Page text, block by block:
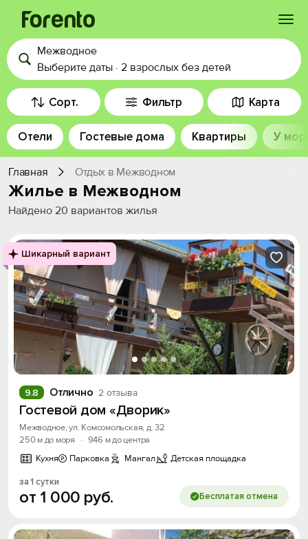
Войти
Избранное
История просмотра
Добавить свой объект
Межводное
Выберите даты · 2 взрослых без детей
Сорт. Фильтр Карта
Отели Гостевые дома Квартиры У
Главная Отдых в Межводном
Жилье в Межводном
Найдено 20 вариантов жилья
Шикарный вариант
Отлично 2 отзыва
9.8
Гостевой дом «Дворик»
Межводное, ул. Комсомольская, д. 32
250 м до моря
· 946 м до центра
Кухня
Парковка Мангал Детская площадка
за 1 сутки
от 1 000 руб. Бесплатая отмена